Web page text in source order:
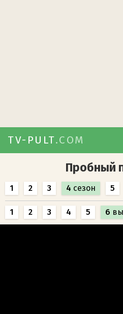
TV-PULT.COM
Пробный
1 2 3 4 сезон 5
1 2 3 4 5 6